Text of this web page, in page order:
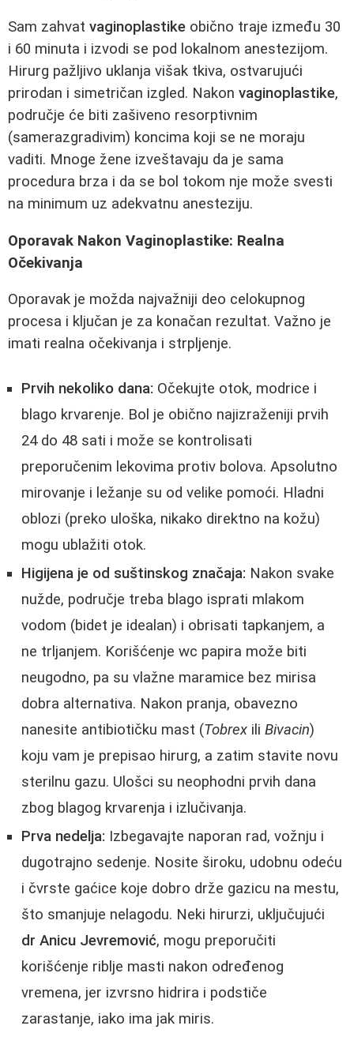
Sam zahvat vaginoplastike obično traje između 30
i 60 minuta i izvodi se pod lokalnom anestezijom.
Hirurg pažljivo uklanja višak tkiva, ostvarujući
prirodan i simetričan izgled. Nakon vaginoplastike,
područje će biti zašiveno resorptivnim
(samerazgradivim) koncima koji se ne moraju
vaditi. Mnoge žene izveštavaju da je sama
procedura brza i da se bol tokom nje može svesti
na minimum uz adekvatnu anesteziju.
Oporavak Nakon Vaginoplastike: Realna
Očekivanja
Oporavak je možda najvažniji deo celokupnog
procesa i ključan je za konačan rezultat. Važno je
imati realna očekivanja i strpljenje.
Prvih nekoliko dana: Očekujte otok, modrice i
blago krvarenje. Bol je obično najizraženiji prvih
24 do 48 sati i može se kontrolisati
preporučenim lekovima protiv bolova. Apsolutno
mirovanje i ležanje su od velike pomoći. Hladni
oblozi (preko uloška, nikako direktno na kožu)
mogu ublažiti otok.
Higijena je od suštinskog značaja: Nakon svake
nužde, područje treba blago isprati mlakom
vodom (bidet je idealan) i obrisati tapkanjem, a
ne trljanjem. Korišćenje wc papira može biti
neugodno, pa su vlažne maramice bez mirisa
dobra alternativa. Nakon pranja, obavezno
nanesite antibiotičku mast (Tobrex ili Bivacin)
koju vam je prepisao hirurg, a zatim stavite novu
sterilnu gazu. Ulošci su neophodni prvih dana
zbog blagog krvarenja i izlučivanja.
Prva nedelja: Izbegavajte naporan rad, vožnju i
dugotrajno sedenje. Nosite široku, udobnu odeću
i čvrste gaćice koje dobro drže gazicu na mestu,
što smanjuje nelagodu. Neki hirurzi, uključujući
dr Anicu Jevremović, mogu preporučiti
korišćenje riblje masti nakon određenog
vremena, jer izvrsno hidrira i podstiče
zarastanje, iako ima jak miris.